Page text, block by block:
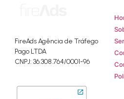
FireAds Agência de Tráfego
Pago LTDA
CNPJ: 36.308.764/0001-96